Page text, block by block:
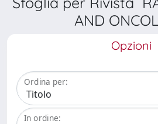
AND
Opzioni
Ordina per:
In ordine: